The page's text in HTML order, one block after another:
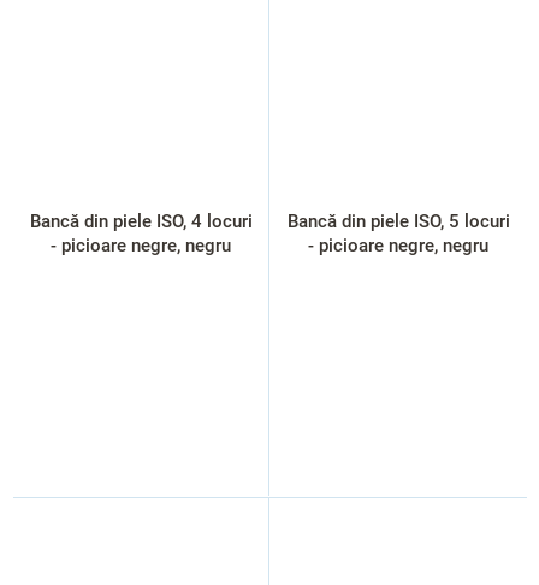
Bancă din piele ISO, 4 locuri
- picioare negre, negru
Bancă din piele ISO, 5 locuri
- picioare negre, negru